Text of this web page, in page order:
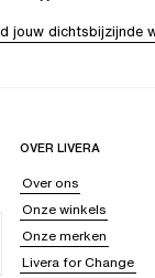
jouw dichtsbijzijnde
OVER LIVERA
Over ons
Onze winkels
Onze merken
Livera for Change